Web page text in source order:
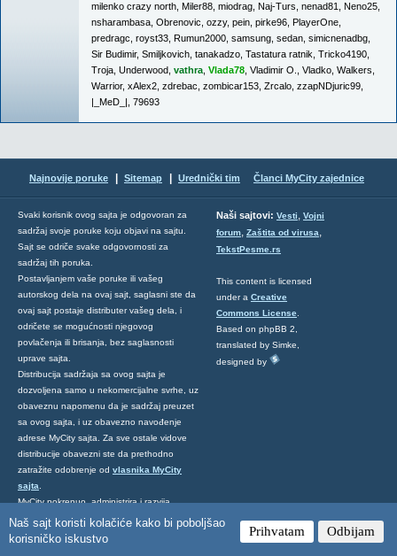
Naš sajt koristi kolačiće kako bi poboljšao
korisničko iskustvo
Prihvatam Odbijam
milenko crazy north Miler88 miodrag Naj-Turs nenad81 Neno25
nsharambasa Obrenovic ozzy, pein pirke96 PlayerOne
predragc royst33 Rumun2000 samsung sedan simicnenadbg
Sir Budimir, Smiljkovich tanakadzo Tastatura ratnik Tricko4190
Troja Underwood vathra Vlada78 Vladimir O. Vladko Walkers
Warrior, xAlex2 zdrebac zombicar153 Zrcalo zzapNDjuric99
|_MeD_| 79693
Najnovije poruke Sitemap Urednički tim Članci MyCity zajednice
Svaki korisnik ovog sajta je odgovoran za
sadržaj svoje poruke koju objavi na sajtu.
Sajt se odriče svake odgovornosti za
sadržaj tih poruka.
Postavljanjem vaše poruke ili vašeg
autorskog dela na ovaj sajt, saglasni ste da
ovaj sajt postaje distributer vašeg dela, i
odričete se mogućnosti njegovog
povlačenja ili brisanja, bez saglasnosti
uprave sajta.
Distribucija sadržaja sa ovog sajta je
dozvoljena samo u nekomercijalne svrhe, uz
obaveznu napomenu da je sadržaj preuzet
sa ovog sajta, i uz obavezno navođenje
adrese MyCity sajta. Za sve ostale vidove
distribucije obavezni ste da prethodno
zatražite odobrenje od vlasnika MyCity
sajta
MyCity pokrenuo, administrira i razvija
Predrag Damnjanović , a o uređenju sajta
se brine
MyCity Tim
Naši sajtovi: Vesti, Vojni
forum, Zaštita od virusa,
TekstPesme.rs
This content is licensed
under a Creative
Commons License
Based on phpBB 2,
translated by Simke,
designed by